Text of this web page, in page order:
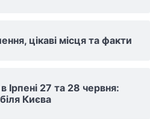
цікаві місця та факти
Ірпені 27 та 28 червня:
Києва